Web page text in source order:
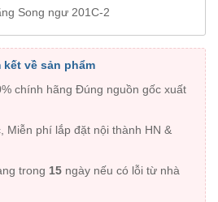
Song ngư 201C-2
kết về sản phẩm
chính hãng Đúng nguồn gốc xuất
Miễn phí lắp đặt nội thành HN &
trong 15 ngày nếu có lỗi từ nhà